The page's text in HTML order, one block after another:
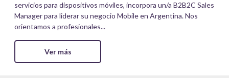
servicios para dispositivos móviles, incorpora un/a B2B2C Sales
Manager para liderar su negocio Mobile en Argentina. Nos
orientamos a profesionales...
Ver más